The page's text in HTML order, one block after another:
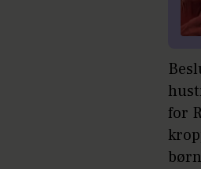
for